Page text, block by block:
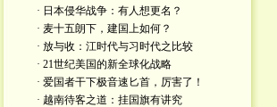
· 日本侵华战争：有人想更名？
· 麦十五朗下，建国上如何？
· 放与收：江时代与习时代之比较
· 21世纪美国的新全球化战略
· 爱国者干下极音速匕首，厉害了！
· 越南待客之道：挂国旗有讲究